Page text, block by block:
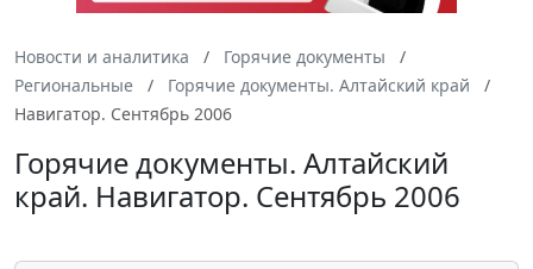
Новости и аналитика
Горячие документы
Региональные
Горячие документы. Алтайский край
Навигатор. Сентябрь 2006
Горячие документы. Алтайский
край. Навигатор. Сентябрь 2006